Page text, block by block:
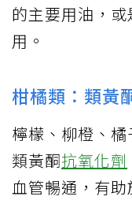
的主要用油，
用。
柑橘類：類黃
檸檬、柳橙、
類黃酮抗氧化劑
血管暢通，有